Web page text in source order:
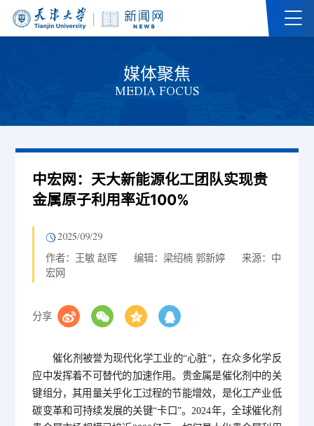
媒体聚焦
MEDIA FOCUS
中宏网：天大新能源化工团队实现贵
金属原子利用率近100%
2025/09/29
作者：王敏 赵晖 编辑：梁绍楠 郭新婷
来源：中
宏网
分享
催化剂被誉为现代化学工业的“心脏”，在众多化学反
应中发挥着不可替代的加速作用。贵金属是催化剂中的关
键组分，其用量关乎化工过程的节能增效，是化工产业低
碳变革和可持续发展的关键“卡口”。2024年，全球催化剂